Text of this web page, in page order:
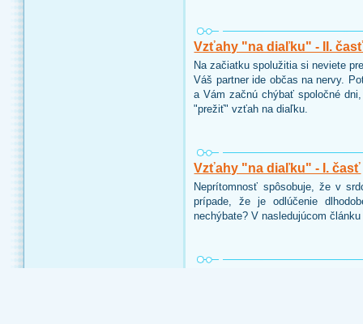
Vzťahy "na diaľku" - II.
Na začiatku spolužitia si neviete
Váš partner ide občas na nervy.
a Vám začnú chýbať spoločné
"prežiť" vzťah na diaľku.
Vzťahy "na diaľku" - I. časť
Neprítomnosť spôsobuje, že v
prípade, že je odlúčenie
nechýbate? V nasledujúcom